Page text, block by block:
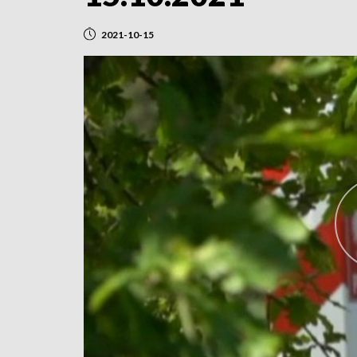
2021-10-15